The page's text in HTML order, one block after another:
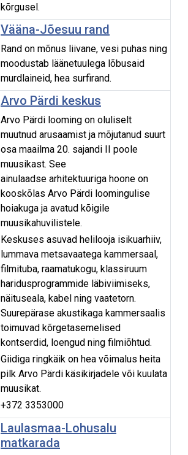
kõrgusel.
Vääna-Jõesuu rand
Rand on mõnus liivane, vesi puhas ning
moodustab läänetuulega lõbusaid
murdlaineid, hea surfirand.
Arvo Pärdi keskus
Arvo Pärdi looming on oluliselt
muutnud arusaamist ja mõjutanud suurt
osa maailma 20. sajandi II poole
muusikast. See
ainulaadse arhitektuuriga hoone on
kooskõlas Arvo Pärdi loomingulise
hoiakuga ja avatud kõigile
muusikahuvilistele.
Keskuses asuvad helilooja isikuarhiiv,
lummava metsavaatega kammersaal,
filmituba, raamatukogu, klassiruum
haridusprogrammide läbiviimiseks,
näituseala, kabel ning vaatetorn.
Suurepärase akustikaga kammersaalis
toimuvad kõrgetasemelised
kontserdid, loengud ning filmiõhtud.
Giidiga ringkäik on hea võimalus heita
pilk Arvo Pärdi käsikirjadele või kuulata
muusikat.
+372 3353000
Laulasmaa-Lohusalu
matkarada